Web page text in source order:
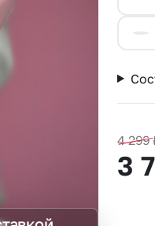
Хиты
Все
4 299
3